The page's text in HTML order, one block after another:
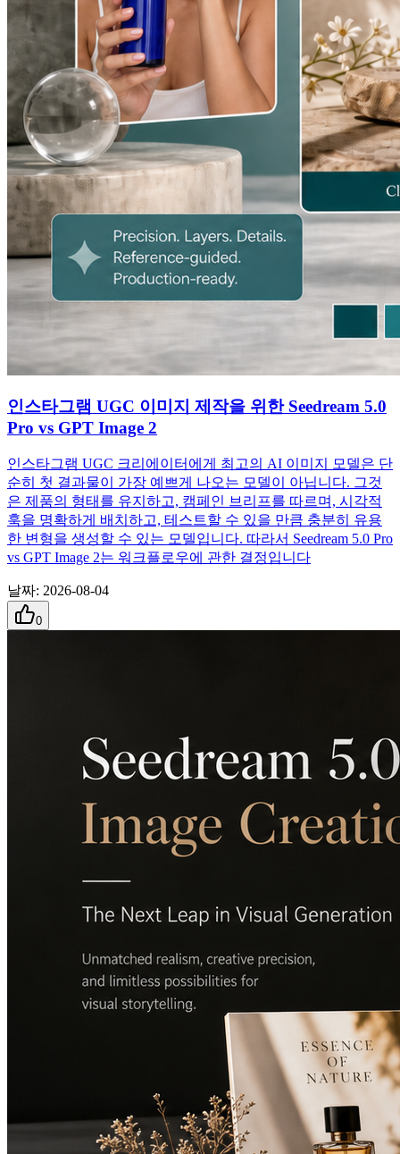
인스타그램 UGC 이미지 제작을 위한 Seedream 5.0
Pro vs GPT Image 2
인스타그램 UGC 크리에이터에게 최고의 AI 이미지 모델은 단
순히 첫 결과물이 가장 예쁘게 나오는 모델이 아닙니다. 그것
은 제품의 형태를 유지하고, 캠페인 브리프를 따르며, 시각적
훅을 명확하게 배치하고, 테스트할 수 있을 만큼 충분히 유용
한 변형을 생성할 수 있는 모델입니다. 따라서 Seedream 5.0 Pro
vs GPT Image 2는 워크플로우에 관한 결정입니다
날짜: 2026-08-04
0